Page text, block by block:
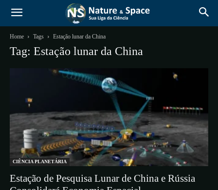
Home Tags Estação lunar da China
Tag: Estação lunar da China
CIÊNCIA PLANETÁRIA
Estação de Pesquisa Lunar de China e Rússia